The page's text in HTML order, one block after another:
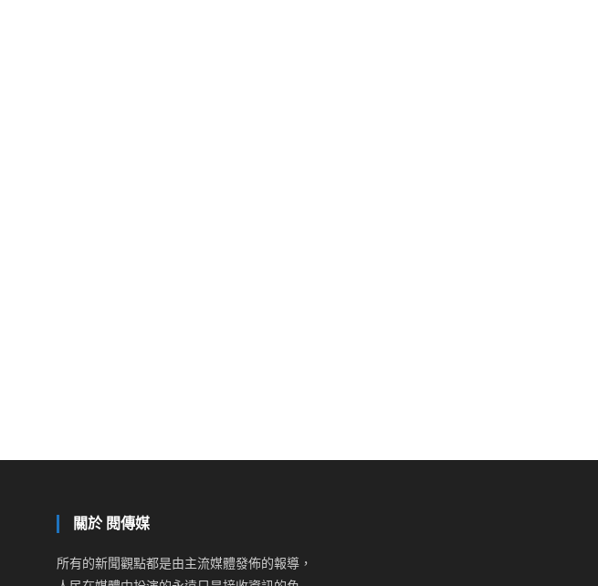
關於 閱傳媒
所有的新聞觀點都是由主流媒體發佈的報導，